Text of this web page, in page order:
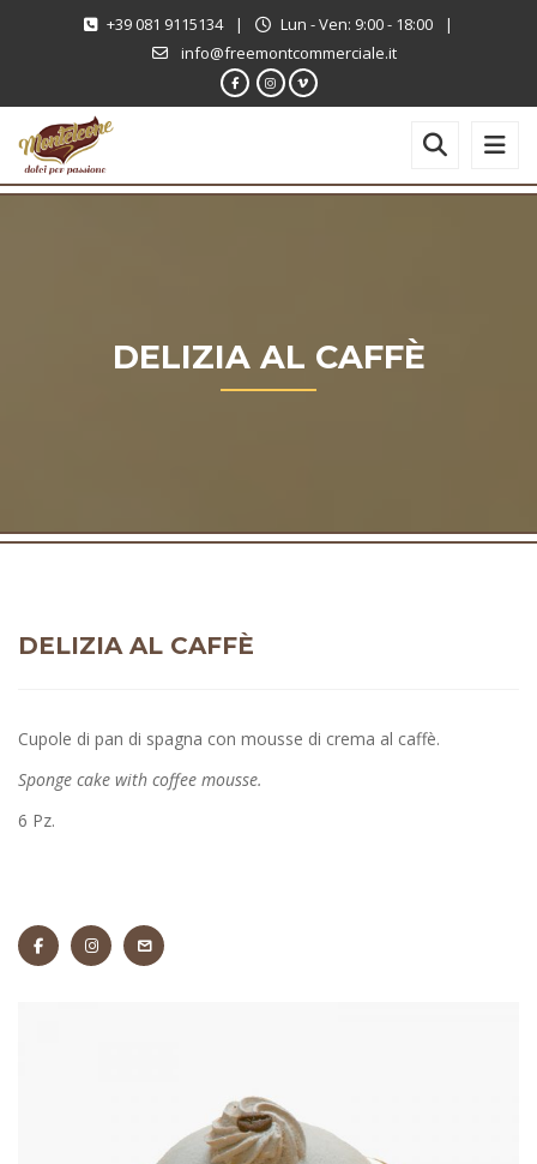
+39 081 9115134 | Lun - Ven: 9:00 - 18:00
|
info@freemontcommerciale.it
DELIZIA AL CAFFÈ
DELIZIA AL CAFFÈ
Cupole di pan di spagna con mousse di crema al caffè.
Sponge cake with coffee mousse.
6 Pz.